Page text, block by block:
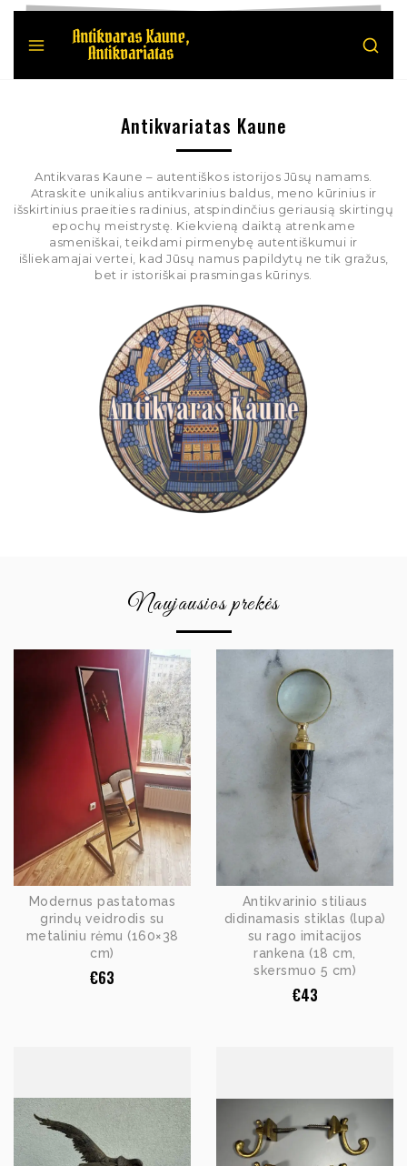
Antikvariatas Kaune
Antikvaras Kaune – autentiškos istorijos Jūsų namams.
Atraskite unikalius antikvarinius baldus, meno kūrinius ir
išskirtinius praeities radinius, atspindinčius geriausią skirtingų
epochų meistrystę. Kiekvieną daiktą atrenkame
asmeniškai, teikdami pirmenybę autentiškumui ir
išliekamajai vertei, kad Jūsų namus papildytų ne tik gražus,
bet ir istoriškai prasmingas kūrinys.
Naujausios prekės
Modernus pastatomas
grindų veidrodis su
metaliniu rėmu (160×38
cm)
€63
Antikvarinio stiliaus
didinamasis stiklas (lupa)
su rago imitacijos
rankena (18 cm,
skersmuo 5 cm)
€43